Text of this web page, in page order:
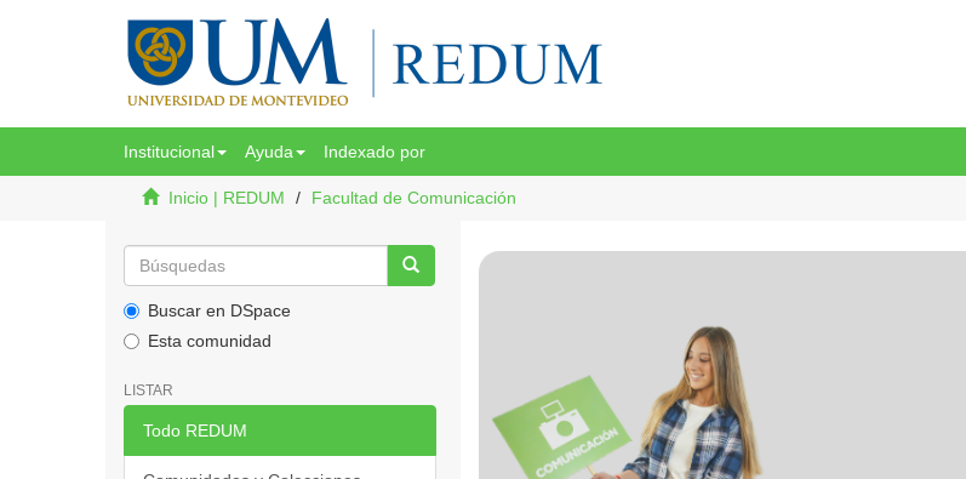
Institucional Ayuda Indexado por
Inicio | REDUM Facultad de Comunicación
Buscar en DSpace
Esta comunidad
LISTAR
Todo REDUM